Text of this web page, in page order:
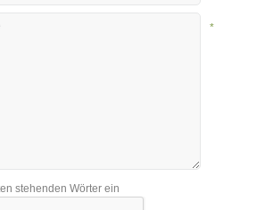
*
stehenden Wörter ein